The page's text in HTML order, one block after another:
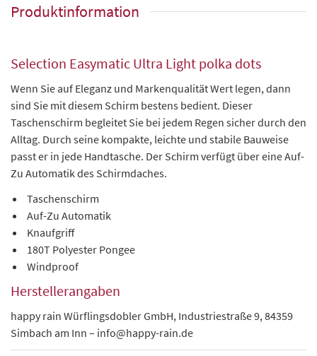
Produktinformation
Selection Easymatic Ultra Light polka dots
Wenn Sie auf Eleganz und Markenqualität Wert legen, dann
sind Sie mit diesem Schirm bestens bedient. Dieser
Taschenschirm begleitet Sie bei jedem Regen sicher durch den
Alltag. Durch seine kompakte, leichte und stabile Bauweise
passt er in jede Handtasche. Der Schirm verfügt über eine Auf-
Zu Automatik des Schirmdaches.
Taschenschirm
Auf-Zu Automatik
Knaufgriff
180T Polyester Pongee
Windproof
Herstellerangaben
happy rain Würflingsdobler GmbH, Industriestraße 9, 84359
Simbach am Inn – info@happy-rain.de